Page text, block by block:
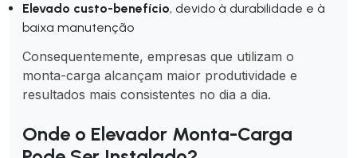
Elevado custo-benefício, devido à durabilidade e à
baixa manutenção
Consequentemente, empresas que utilizam o
monta-carga alcançam maior produtividade e
resultados mais consistentes no dia a dia.
Onde o Elevador Monta-Carga